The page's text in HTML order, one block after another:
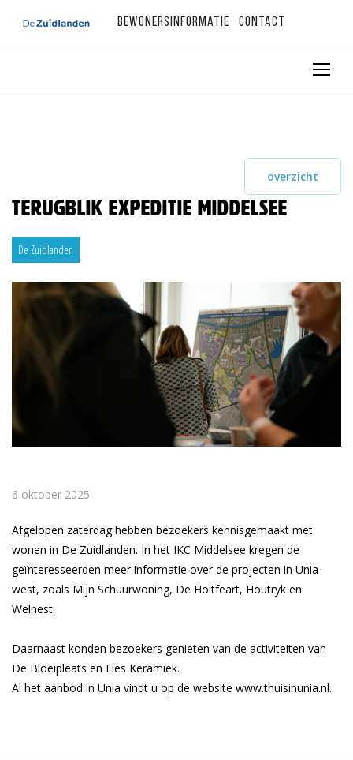
Bewonersinformatie Contact
overzicht
Terugblik Expeditie Middelsee
De Zuidlanden
6 oktober 2025
Afgelopen zaterdag hebben bezoekers kennisgemaakt met
wonen in De Zuidlanden. In het IKC Middelsee kregen de
geïnteresseerden meer informatie over de projecten in Unia-
west, zoals Mijn Schuurwoning, De Holtfeart, Houtryk en
Welnest.
Daarnaast konden bezoekers genieten van de activiteiten van
De Bloeipleats en Lies Keramiek.
Al het aanbod in Unia vindt u op de website www.thuisinunia.nl.